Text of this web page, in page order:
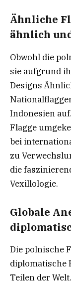
Ähnliche
ähnlich
Obwohl die
sie aufgrund
Designs
Indonesien
Flagge
bei
zu
die
Vexillologie.
Globale
Die polnische
diplomatische
Teilen der